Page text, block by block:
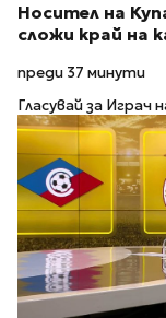
Носител на
сложи край на
преди 37 минути
Гласувай за